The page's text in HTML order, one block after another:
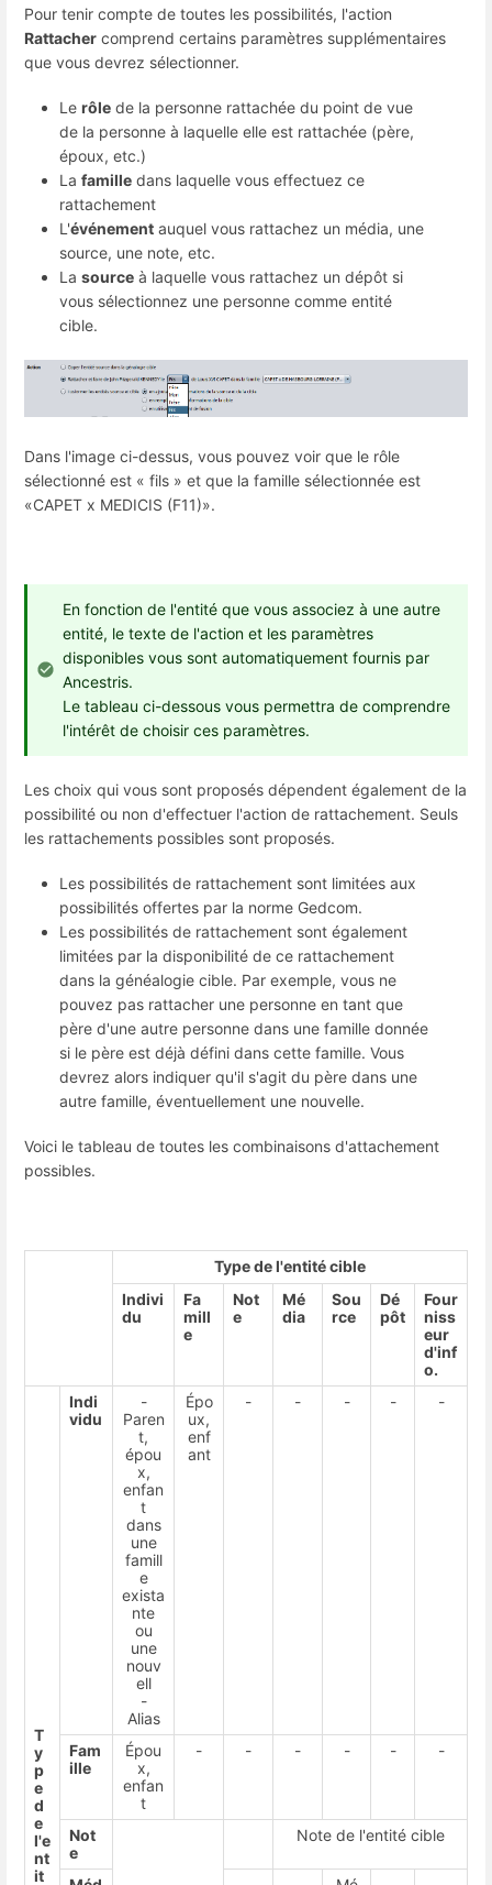
Pour tenir compte de toutes les possibilités, l'action
Rattacher comprend certains paramètres supplémentaires
que vous devrez sélectionner.
Le rôle de la personne rattachée du point de vue
de la personne à laquelle elle est rattachée (père,
époux, etc.)
La famille dans laquelle vous effectuez ce
rattachement
L'événement auquel vous rattachez un média, une
source, une note, etc.
La source à laquelle vous rattachez un dépôt si
vous sélectionnez une personne comme entité
cible.
Dans l'image ci-dessus, vous pouvez voir que le rôle
sélectionné est « fils » et que la famille sélectionnée est
«CAPET x MEDICIS (F11)».
En fonction de l'entité que vous associez à une autre
entité, le texte de l'action et les paramètres
disponibles vous sont automatiquement fournis par
Ancestris.
Le tableau ci-dessous vous permettra de comprendre
l'intérêt de choisir ces paramètres.
Les choix qui vous sont proposés dépendent également de la
possibilité ou non d'effectuer l'action de rattachement. Seuls
les rattachements possibles sont proposés.
Les possibilités de rattachement sont limitées aux
possibilités offertes par la norme Gedcom.
Les possibilités de rattachement sont également
limitées par la disponibilité de ce rattachement
dans la généalogie cible. Par exemple, vous ne
pouvez pas rattacher une personne en tant que
père d'une autre personne dans une famille donnée
si le père est déjà défini dans cette famille. Vous
devrez alors indiquer qu'il s'agit du père dans une
autre famille, éventuellement une nouvelle.
Voici le tableau de toutes les combinaisons d'attachement
possibles.
Type de l'entité cible
Indivi
du
Fa
mill
e
Not
e
Mé
dia
Sou
rce
Dé
pôt
Four
niss
eur
d'inf
o.
T
y
p
e
d
e
l'e
nt
it
Indi
vidu
-
Paren
t,
épou
x,
enfan
t
dans
une
famill
e
exista
nte
ou
une
nouv
ell
-
Alias
Épo
ux,
enf
ant
- - - - -
Fam
ille
Épou
x,
enfan
t
- - - - - -
Not
e
Note de l'entité cible